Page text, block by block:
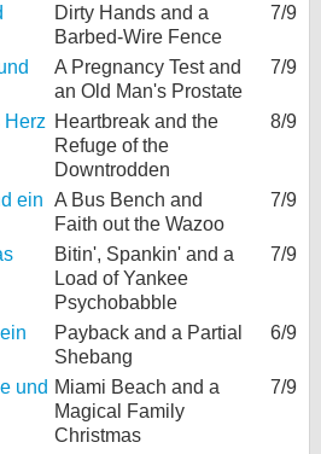
Dirty Hands and a
Barbed-Wire Fence
7/9
A Pregnancy Test and
an Old Man's Prostate
7/9
Herz Heartbreak and the
Refuge of the
Downtrodden
8/9
ein A Bus Bench and
Faith out the Wazoo
7/9
Bitin', Spankin' and a
Load of Yankee
Psychobabble
7/9
Payback and a Partial
Shebang
6/9
und Miami Beach and a
Magical Family
Christmas
7/9